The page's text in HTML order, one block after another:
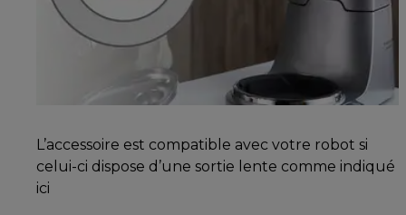
L’accessoire est compatible avec votre robot si
celui-ci dispose d’une sortie lente comme indiqué
ici